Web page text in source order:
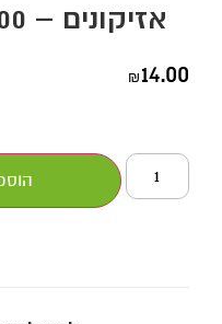
אזיקונים – 100 יח' אורך 25 ס"מ
₪14.00